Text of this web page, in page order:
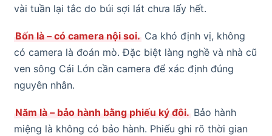
vài tuần lại tắc do búi sợi lát chưa lấy hết.
Bốn là – có camera nội soi. Ca khó định vị, không
có camera là đoán mò. Đặc biệt làng nghề và nhà cũ
ven sông Cái Lớn cần camera để xác định đúng
nguyên nhân.
Năm là – bảo hành bằng phiếu ký đôi. Bảo hành
miệng là không có bảo hành. Phiếu ghi rõ thời gian